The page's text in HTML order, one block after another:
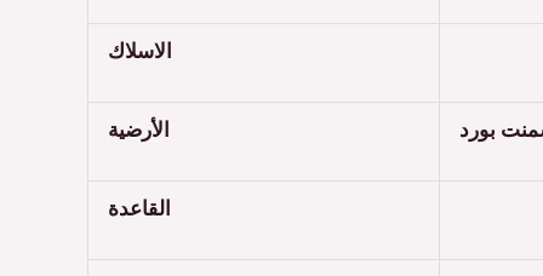
الاسلاك
بورد
القاعدة